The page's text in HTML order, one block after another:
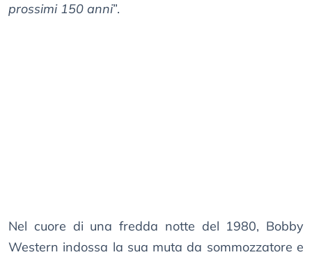
prossimi 150 anni”.
Nel cuore di una fredda notte del 1980, Bobby
Western indossa la sua muta da sommozzatore e